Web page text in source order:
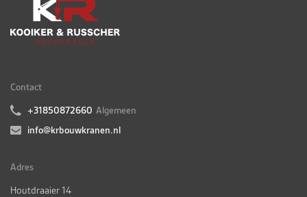
Contact
+31850872660 Algemeen
info@krbouwkranen.nl
Adres
Houtdraaier 14